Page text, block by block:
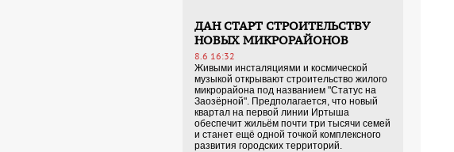
ДАН СТАРТ СТРОИТЕЛЬСТВУ
НОВЫХ МИКРОРАЙОНОВ
8.6 16:32
Живыми инсталяциями и космической
музыкой открывают строительство жилого
микрорайона под названием "Статус на
Заозёрной". Предполагается, что новый
квартал на первой линии Иртыша
обеспечит жильём почти три тысячи семей
и станет ещё одной точкой комплексного
развития городских территорий.